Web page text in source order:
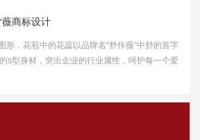
商标设计
形，花苞中的花蕊以品牌名“舒佧薇”中舒的首字
s型身材，突出企业的行业属性，呵护每一个爱